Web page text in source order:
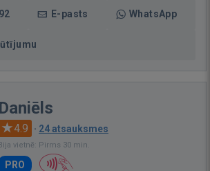
E-pasts WhatsApp
Daniēls
4.9 · 24 atsauksmes
vietnē: Pirms 30 min.
PRO